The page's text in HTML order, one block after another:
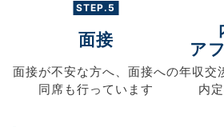
STEP.5
面接
面接が不安な方へ、 面接への
同席も行っています
ア
年収交
内